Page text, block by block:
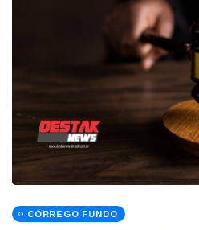
CÓRREGO FUNDO